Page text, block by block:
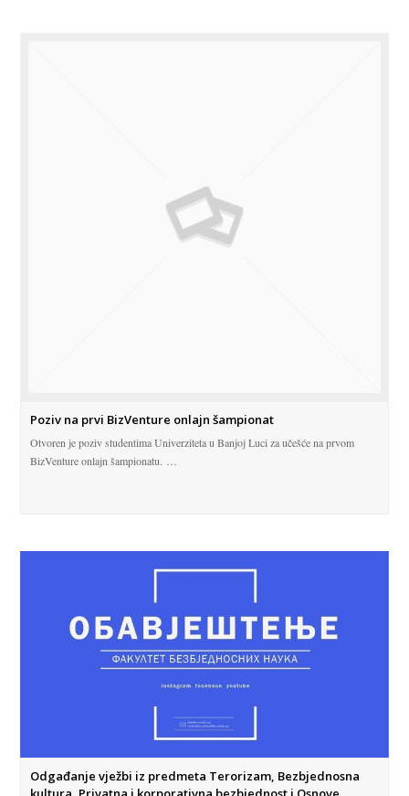
Poziv na prvi BizVenture onlajn šampionat
Otvoren je poziv studentima Univerziteta u Banjoj Luci za učešće na prvom
BizVenture onlajn šampionatu. …
Odgađanje vježbi iz predmeta Terorizam, Bezbjednosna